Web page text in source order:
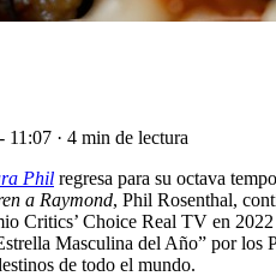
11:07 · 4 min de lectura
Phil regresa para su octava
a Raymond, Phil Rosenthal,
Critics’ Choice Real TV en
Masculina del Año” por
de todo el mundo.